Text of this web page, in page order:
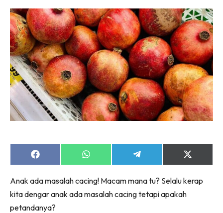
Share
on
Share
on
Share
on
Share
on
(Twitter)
Anak ada masalah cacing! Macam mana tu? Selalu kerap
kita dengar anak ada masalah cacing tetapi apakah
petandanya?